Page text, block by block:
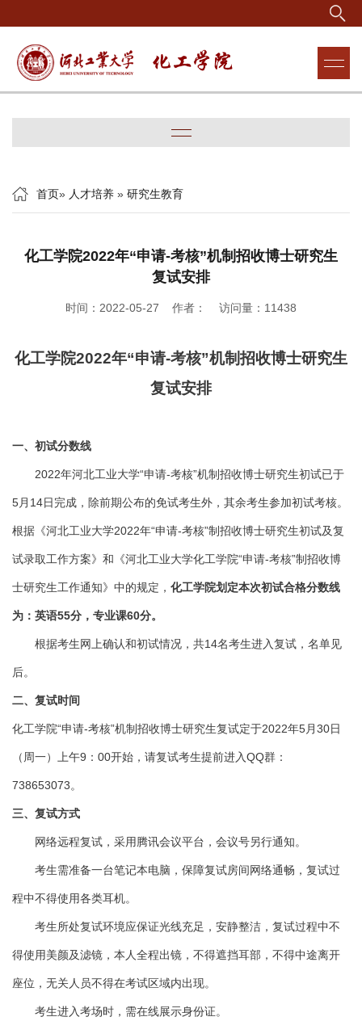
首页» 人才培养 » 研究生教育
化工学院2022年“申请-考核”机制招收博士研究生
复试安排
时间：2022-05-27 作者： 访问量： 11438
化工学院2022年“申请-考核”机制招收博士研究生
复试安排
一、初试分数线
2022年河北工业大学“申请-考核”机制招收博士研究生初试已于
5月14日完成，除前期公布的免试考生外，其余考生参加初试考核。
根据《河北工业大学2022年“申请-考核”制招收博士研究生初试及复
试录取工作方案》和《河北工业大学化工学院“申请-考核”制招收博
士研究生工作通知》中的规定， 化工学院划定本次初试合格分数线
为：英语55分，专业课60分。
根据考生网上确认和初试情况，共14名考生进入复试，名单见
后。
二、复试时间
化工学院“申请-考核”机制招收博士研究生复试定于2022年5月30日
（周一）上午9：00开始，请复试考生提前进入QQ群：
738653073。
三、复试方式
网络远程复试，采用腾讯会议平台，会议号另行通知。
考生需准备一台笔记本电脑，保障复试房间网络通畅，复试过
程中不得使用各类耳机。
考生所处复试环境应保证光线充足，安静整洁，复试过程中不
得使用美颜及滤镜，本人全程出镜，不得遮挡耳部，不得中途离开
座位，无关人员不得在考试区域内出现。
考生进入考场时，需在线展示身份证。